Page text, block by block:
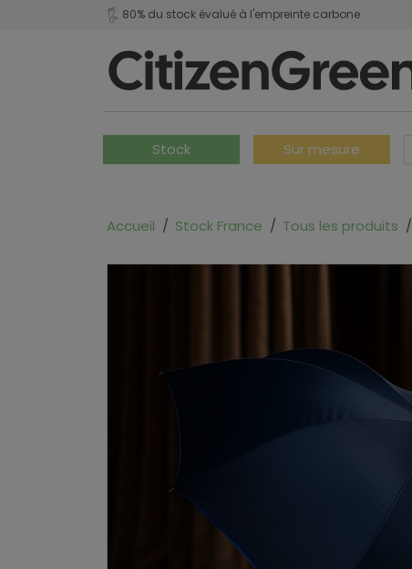
80% du stock évalué à l'empreinte carbone
Stock Sur mesure
Accueil Stock France Tous les produits